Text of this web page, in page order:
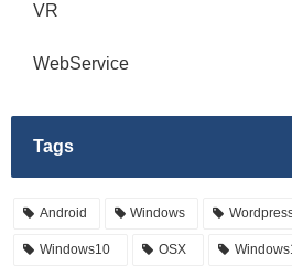
VR
WebService
Tags
Android Windows
Windows10 OSX